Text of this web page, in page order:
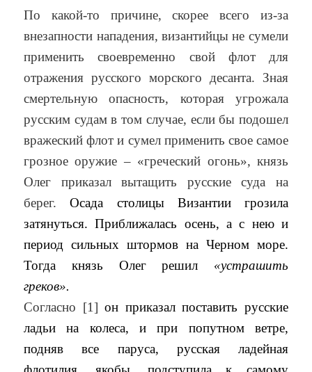
По какой-то причине, скорее всего из-за
внезапности нападения, византийцы не сумели
применить своевременно свой флот для
отражения русского морского десанта. Зная
смертельную опасность, которая угрожала
русским судам в том случае, если бы подошел
вражеский флот и сумел применить свое самое
грозное оружие – «греческий огонь», князь
Олег приказал вытащить русские суда на
берег.Осада столицы Византии грозила
затянуться. Приближалась осень, а с нею и
период сильных штормов на Черном море.
Тогда князь Олег решил «устрашить
греков».
Согласно [1] он приказал поставить русские
ладьи на колеса, и при попутном ветре,
подняв все паруса, русская ладейная